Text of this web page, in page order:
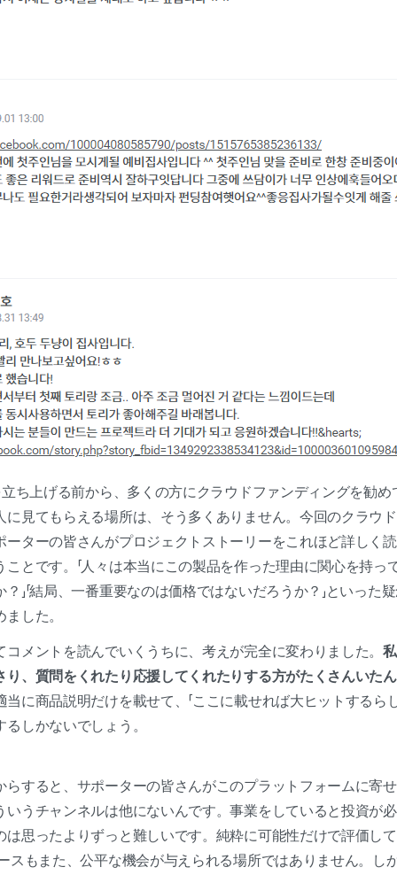
立ち上げる前から、多くの方にクラウドファンディングを勧
に見てもらえる場所は、そう多くありません。今回のクラウ
ーターの皆さんがプロジェクトストーリーをこれほど詳しく
とです。「人々は本当にこの製品を作った理由に関心を持って
」「結局、一番重要なのは価格ではないだろうか？」といった
した。
コメントを読んでいくうちに、考えが完全に変わりました。
り、質問をくれたり応援してくれたりする方がたくさんいた
当に商品説明だけを載せて、「ここに載せれば大ヒットするら
しかないでしょう。
らすると、サポーターの皆さんがこのプラットフォームに寄
いうチャンネルは他にないんです。事業をしていると投資が
は思ったよりずっと難しいです。純粋に可能性だけで評価し
スもまた、公平な機会が与えられる場所ではありません。し